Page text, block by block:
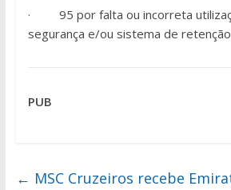
· 95 por falta ou incorreta
segurança e/ou sistema de
PUB
← MSC Cruzeiros recebe